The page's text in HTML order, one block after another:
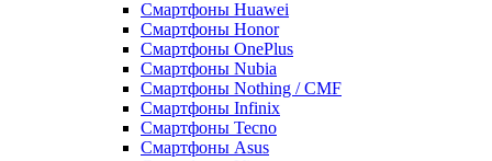
Смартфоны Huawei
Смартфоны Honor
Смартфоны OnePlus
Смартфоны Nubia
Смартфоны Nothing / CMF
Смартфоны Infinix
Смартфоны Tecno
Смартфоны Asus